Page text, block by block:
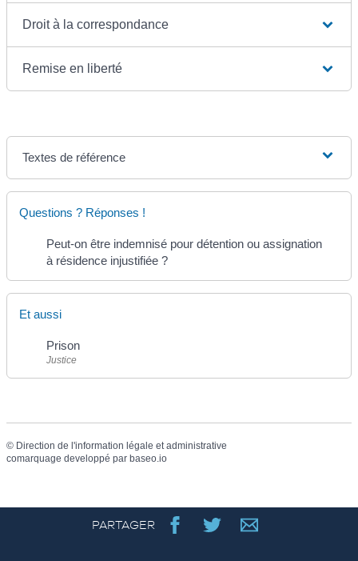
Droit à la correspondance
Remise en liberté
Textes de référence
Questions ? Réponses !
Peut-on être indemnisé pour détention ou assignation
à résidence injustifiée ?
Et aussi
Prison
Justice
© Direction de l'information légale et administrative
comarquage developpé par baseo.io
PARTAGER